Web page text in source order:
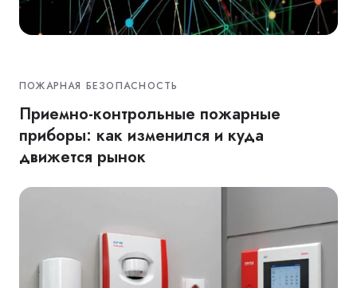
ПОЖАРНАЯ БЕЗОПАСНОСТЬ
Приемно-контрольные пожарные
приборы: как изменился и куда
движется рынок